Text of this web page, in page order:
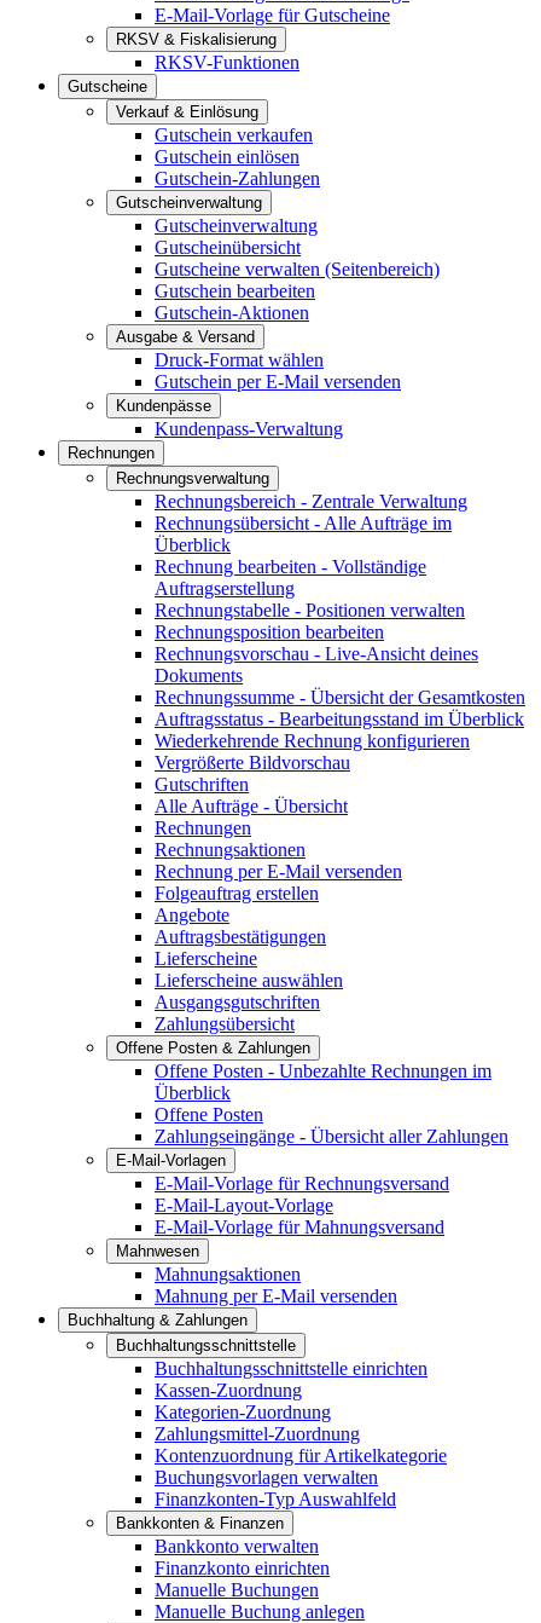
E-Mail-Vorlage für Gutscheine
RKSV & Fiskalisierung
RKSV-Funktionen
Gutscheine
Verkauf & Einlösung
Gutschein verkaufen
Gutschein einlösen
Gutschein-Zahlungen
Gutscheinverwaltung
Gutscheinverwaltung
Gutscheinübersicht
Gutscheine verwalten (Seitenbereich)
Gutschein bearbeiten
Gutschein-Aktionen
Ausgabe & Versand
Druck-Format wählen
Gutschein per E-Mail versenden
Kundenpässe
Kundenpass-Verwaltung
Rechnungen
Rechnungsverwaltung
Rechnungsbereich - Zentrale Verwaltung
Rechnungsübersicht - Alle Aufträge im
Überblick
Rechnung bearbeiten - Vollständige
Auftragserstellung
Rechnungstabelle - Positionen verwalten
Rechnungsposition bearbeiten
Rechnungsvorschau - Live-Ansicht deines
Dokuments
Rechnungssumme - Übersicht der Gesamtkosten
Auftragsstatus - Bearbeitungsstand im Überblick
Wiederkehrende Rechnung konfigurieren
Vergrößerte Bildvorschau
Gutschriften
Alle Aufträge - Übersicht
Rechnungen
Rechnungsaktionen
Rechnung per E-Mail versenden
Folgeauftrag erstellen
Angebote
Auftragsbestätigungen
Lieferscheine
Lieferscheine auswählen
Ausgangsgutschriften
Zahlungsübersicht
Offene Posten & Zahlungen
Offene Posten - Unbezahlte Rechnungen im
Überblick
Offene Posten
Zahlungseingänge - Übersicht aller Zahlungen
E-Mail-Vorlagen
E-Mail-Vorlage für Rechnungsversand
E-Mail-Layout-Vorlage
E-Mail-Vorlage für Mahnungsversand
Mahnwesen
Mahnungsaktionen
Mahnung per E-Mail versenden
Buchhaltung & Zahlungen
Buchhaltungsschnittstelle
Buchhaltungsschnittstelle einrichten
Kassen-Zuordnung
Kategorien-Zuordnung
Zahlungsmittel-Zuordnung
Kontenzuordnung für Artikelkategorie
Buchungsvorlagen verwalten
Finanzkonten-Typ Auswahlfeld
Bankkonten & Finanzen
Bankkonto verwalten
Finanzkonto einrichten
Manuelle Buchungen
Manuelle Buchung anlegen